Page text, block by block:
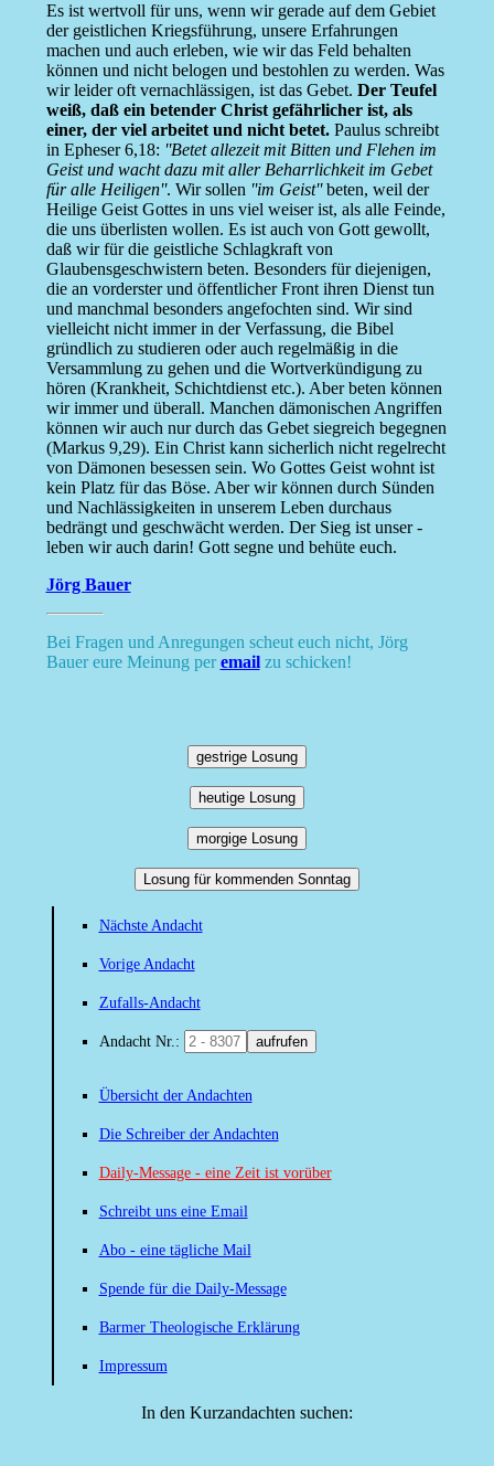
Es ist wertvoll für uns, wenn wir gerade auf dem Gebiet
der geistlichen Kriegsführung, unsere Erfahrungen
machen und auch erleben, wie wir das Feld behalten
können und nicht belogen und bestohlen zu werden. Was
wir leider oft vernachlässigen, ist das Gebet. Der Teufel
weiß, daß ein betender Christ gefährlicher ist, als
einer, der viel arbeitet und nicht betet.Paulus schreibt
in Epheser 6,18: ''Betet allezeit mit Bitten und Flehen im
Geist und wacht dazu mit aller Beharrlichkeit im Gebet
für alle Heiligen''. Wir sollen ''im Geist''beten, weil der
Heilige Geist Gottes in uns viel weiser ist, als alle Feinde,
die uns überlisten wollen. Es ist auch von Gott gewollt,
daß wir für die geistliche Schlagkraft von
Glaubensgeschwistern beten. Besonders für diejenigen,
die an vorderster und öffentlicher Front ihren Dienst tun
und manchmal besonders angefochten sind. Wir sind
vielleicht nicht immer in der Verfassung, die Bibel
gründlich zu studieren oder auch regelmäßig in die
Versammlung zu gehen und die Wortverkündigung zu
hören (Krankheit, Schichtdienst etc.). Aber beten können
wir immer und überall. Manchen dämonischen Angriffen
können wir auch nur durch das Gebet siegreich begegnen
(Markus 9,29). Ein Christ kann sicherlich nicht regelrecht
von Dämonen besessen sein. Wo Gottes Geist wohnt ist
kein Platz für das Böse. Aber wir können durch Sünden
und Nachlässigkeiten in unserem Leben durchaus
bedrängt und geschwächt werden. Der Sieg ist unser -
leben wir auch darin! Gott segne und behüte euch.
Jörg Bauer
Bei Fragen und Anregungen scheut euch nicht, Jörg
Bauer eure Meinung peremailzu schicken!
gestrige Losung
heutige Losung
morgige Losung
Losung für kommenden Sonntag
Nächste Andacht
Vorige Andacht
Zufalls-Andacht
Andacht Nr.: aufrufen
Übersicht der Andachten
Die Schreiber der Andachten
Daily-Message - eine Zeit ist vorüber
Schreibt uns eine Email
Abo - eine tägliche Mail
Spende für die Daily-Message
Barmer Theologische Erklärung
Impressum
In den Kurzandachten suchen: